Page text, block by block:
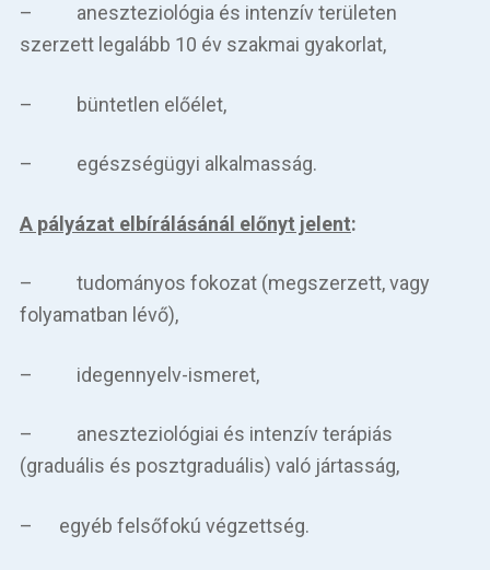
– aneszteziológia és intenzív területen
szerzett legalább 10 év szakmai gyakorlat,
– büntetlen előélet,
– egészségügyi alkalmasság.
A pályázat elbírálásánál előnyt jelent:
– tudományos fokozat (megszerzett, vagy
folyamatban lévő),
– idegennyelv-ismeret,
– aneszteziológiai és intenzív terápiás
(graduális és posztgraduális) való jártasság,
– egyéb felsőfokú végzettség.